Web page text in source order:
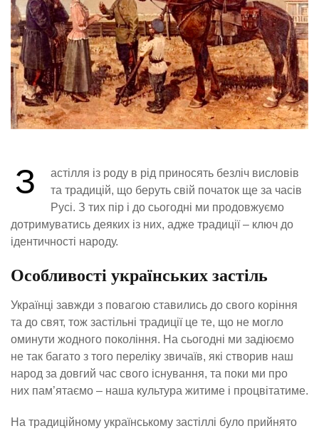
З
астілля із роду в рід приносять безліч висловів
та традицій, що беруть свій початок ще за часів
Русі. З тих пір і до сьогодні ми продовжуємо
дотримуватись деяких із них, адже традиції – ключ до
ідентичності народу.
Особливості українських застіль
Українці завжди з повагою ставились до свого коріння
та до свят, тож застільні традиції це те, що не могло
оминути жодного покоління. На сьогодні ми задіюємо
не так багато з того переліку звичаїв, які створив наш
народ за довгий час свого існування, та поки ми про
них пам’ятаємо – наша культура житиме і процвітатиме.
На традиційному українському застіллі було прийнято